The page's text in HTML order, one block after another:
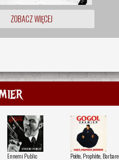
ZOBACZ WIĘCEJ
Ennemi Public Poète, Prophète, Barbare